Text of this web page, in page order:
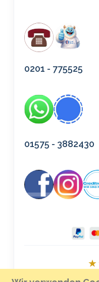
0201 - 775525
01575 - 3882430